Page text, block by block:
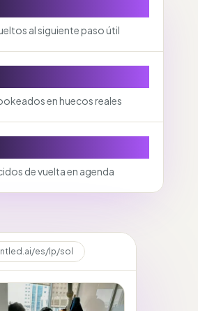
al siguiente paso útil
en huecos reales
de vuelta en agenda
es/lp/sol